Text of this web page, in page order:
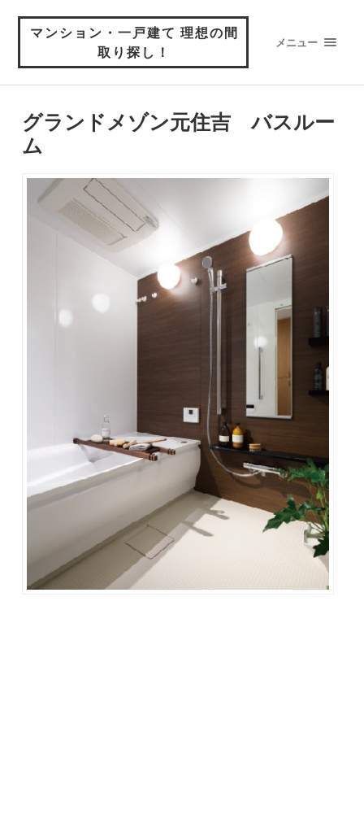
マンション・一戸建て 理想の間
取り探し！
メニュー
グランドメゾン元住吉 バスルー
ム